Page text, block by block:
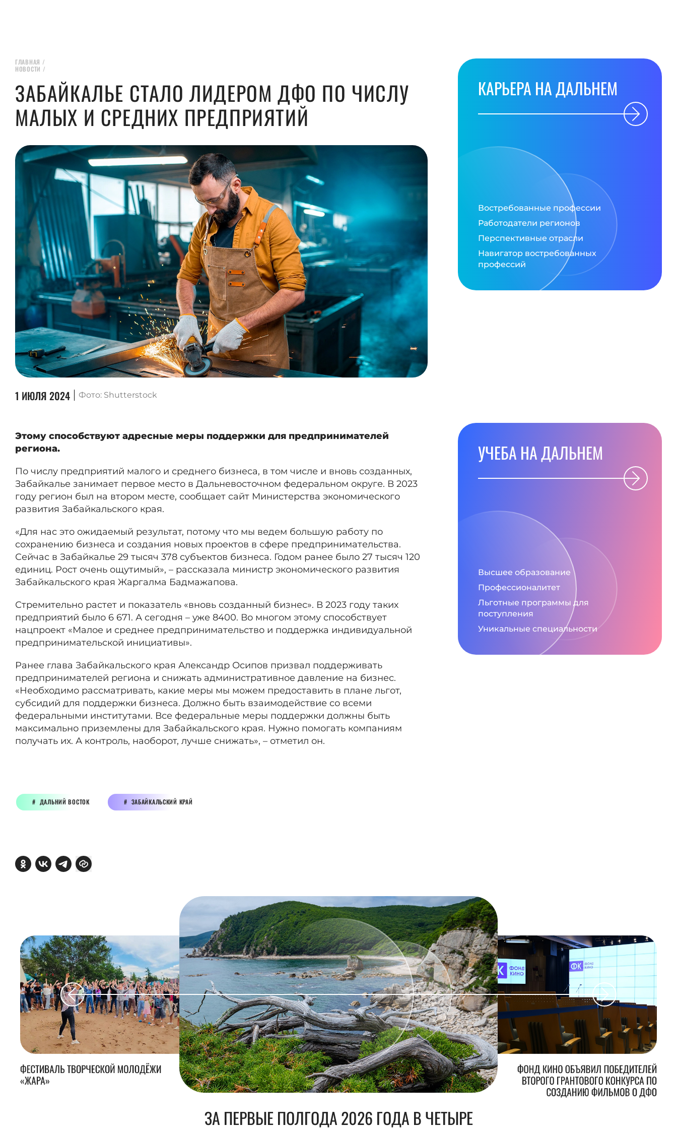
ГЛАВНАЯ /
НОВОСТИ /
ЗАБАЙКАЛЬЕ СТАЛО ЛИДЕРОМ ДФО ПО ЧИСЛУ
МАЛЫХ И СРЕДНИХ ПРЕДПРИЯТИЙ
1 ИЮЛЯ 2024 Фото: Shutterstock
Этому способствуют адресные меры поддержки для предпринимателей
региона.
По числу предприятий малого и среднего бизнеса, в том числе и вновь созданных,
Забайкалье занимает первое место в Дальневосточном федеральном округе. В 2023
году регион был на втором месте, сообщает сайт Министерства экономического
развития Забайкальского края.
«Для нас это ожидаемый результат, потому что мы ведем большую работу по
сохранению бизнеса и создания новых проектов в сфере предпринимательства.
Сейчас в Забайкалье 29 тысяч 378 субъектов бизнеса. Годом ранее было 27 тысяч 120
единиц. Рост очень ощутимый», – рассказала министр экономического развития
Забайкальского края Жаргалма Бадмажапова.
Стремительно растет и показатель «вновь созданный бизнес». В 2023 году таких
предприятий было 6 671. А сегодня – уже 8400. Во многом этому способствует
нацпроект «Малое и среднее предпринимательство и поддержка индивидуальной
предпринимательской инициативы».
Ранее глава Забайкальского края Александр Осипов призвал поддерживать
предпринимателей региона и снижать административное давление на бизнес.
«Необходимо рассматривать, какие меры мы можем предоставить в плане льгот,
субсидий для поддержки бизнеса. Должно быть взаимодействие со всеми
федеральными институтами. Все федеральные меры поддержки должны быть
максимально приземлены для Забайкальского края. Нужно помогать компаниям
получать их. А контроль, наоборот, лучше снижать», – отметил он.
КАРЬЕРА НА ДАЛЬНЕМ
Востребованные профессии
Работодатели регионов
Перспективные отрасли
Навигатор востребованных
профессий
УЧЕБА НА ДАЛЬНЕМ
Высшее образование
Профессионалитет
Льготные программы для
поступления
Уникальные специальности
ДАЛЬНИЙ ВОСТОК ЗАБАЙКАЛЬСКИЙ КРАЙ
ФЕСТИВАЛЬ ТВОРЧЕСКОЙ МОЛОДЁЖИ
«ЖАРА»
ЗА ПЕРВЫЕ ПОЛГОДА 2026 ГОДА В ЧЕТЫРЕ
ФОНД КИНО ОБЪЯВИЛ ПОБЕДИТЕЛЕЙ
ВТОРОГО ГРАНТОВОГО КОНКУРСА ПО
СОЗДАНИЮ ФИЛЬМОВ О ДФО